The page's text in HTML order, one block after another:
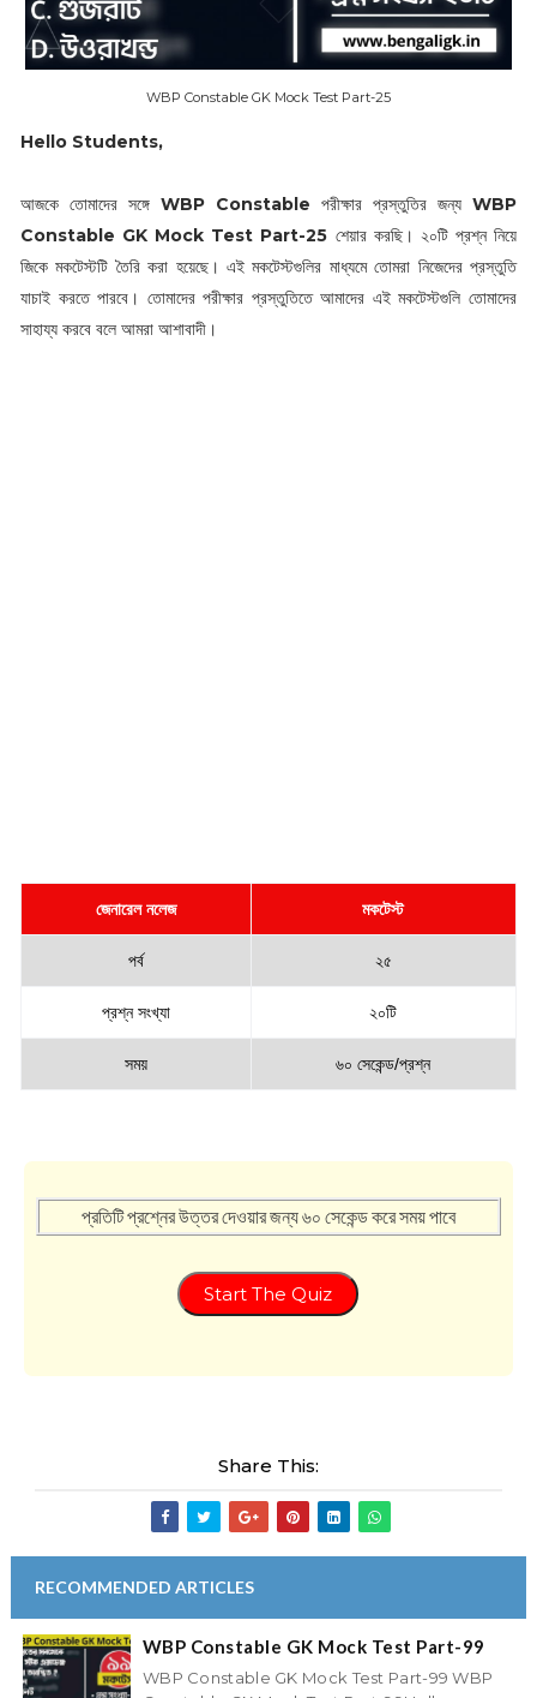
WBP Constable GK Mock Test Part-25
Hello Students,
আজকে তোমাদের সঙ্গে WBP Constableপরীক্ষার প্রস্তুতির জন্যWBP
Constable GK Mock Test Part-25 শেয়ার করছি। ২০টি প্রশ্ন নিয়ে
জিকে মকটেস্টটি তৈরি করা হয়েছে। এই মকটেস্টগুলির মাধ্যমে তোমরা নিজেদের প্রস্তুতি
যাচাই করতে পারবে। তোমাদের পরীক্ষার প্রস্তুতিতে আমাদের এই মকটেস্টগুলি তোমাদের
সাহায্য করবে বলে আমরা আশাবাদী।
জেনারেল নলেজ মকটেস্ট
পর্ব ২৫
প্রশ্ন সংখ্যা ২০টি
সময় ৬০ সেকেন্ড/প্রশ্ন
প্রতিটি প্রশ্নের উত্তর দেওয়ার জন্য ৬০ সেকেন্ড করে সময় পাবে
Start The Quiz
Share This:
RECOMMENDED ARTICLES
WBP Constable GK Mock Test Part-99
WBP Constable GK Mock Test Part-99 WBP